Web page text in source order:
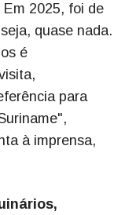
2025, foi de
quase nada.
é
para
à imprensa,